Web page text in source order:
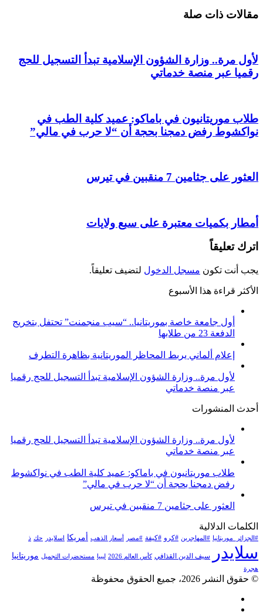
مقالات ذات صلة
لأول مرة.. وزارة الشؤون الإسلامية تبدأ التسجيل للحج
رقميا عبر منصة خدماتي
طلاب موريتانيون في باماكو: عميد كلية الطب في
نواكشوط رفض دمجنا بحجة أن “لا حرب في مالي”
العثور على جثامين 7 منقبين في تيرس
أمطار بكميات معتبرة على سبع ولايات
اترك تعليقاً
يجب أنت تكون مسجل الدخول لتضيف تعليقاً.
الأكثر قراءة هذا الأسبوع
أول جامعة خاصة بموريتانيا.. “سيب منجمنت” تحتفل بتخريج
الدفعة 23 من طلابها
إعلام ألماني يربط المحاظر الموريتانية بظاهرة التطرف
لأول مرة.. وزارة الشؤون الإسلامية تبدأ التسجيل للحج رقميا
عبر منصة خدماتي
أحدث المنشورات
لأول مرة.. وزارة الشؤون الإسلامية تبدأ التسجيل للحج رقميا
عبر منصة خدماتي
طلاب موريتانيون في باماكو: عميد كلية الطب في نواكشوط
رفض دمجنا بحجة أن “لا حرب في مالي”
العثور على جثامين 7 منقبين في تيرس
الكلمات الدلالية
#الجزائر_موريتانيا #المهاجرين #كرو #كيفة #مصر أسعار الذهب أمريكا اسلايدر حك ذ
سلايدر سيف الدين القذافي كأس العالم 2026 ليبيا مستحضرات التجميل موريتانيا
هجرة
© حقوق النشر 2026، جميع الحقوق محفوظة